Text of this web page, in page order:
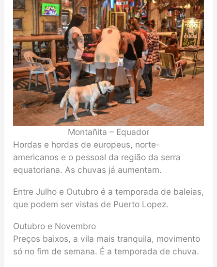
Montañita – Equador
Hordas e hordas de europeus, norte-
americanos e o pessoal da região da serra
equatoriana. As chuvas já aumentam.
Entre Julho e Outubro é a temporada de baleias,
que podem ser vistas de Puerto Lopez.
Outubro e Novembro
Preços baixos, a vila mais tranquila, movimento
só no fim de semana. É a temporada de chuva.